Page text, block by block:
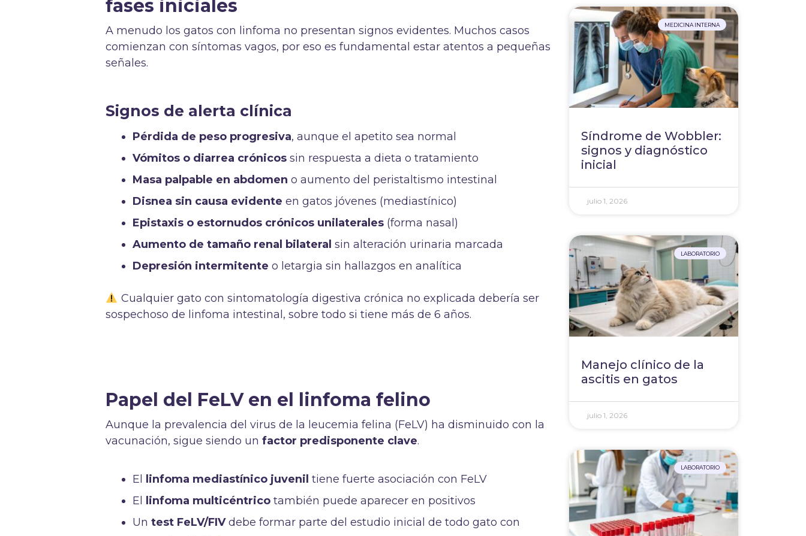
fases iniciales
A menudo los gatos con linfoma no presentan signos evidentes. Muchos casos
comienzan con síntomas vagos, por eso es fundamental estar atentos a pequeñas
señales.
Signos de alerta clínica
Pérdida de peso progresiva, aunque el apetito sea normal
Vómitos o diarrea crónicos sin respuesta a dieta o tratamiento
Masa palpable en abdomen o aumento del peristaltismo intestinal
Disnea sin causa evidente en gatos jóvenes (mediastínico)
Epistaxis o estornudos crónicos unilaterales (forma nasal)
Aumento de tamaño renal bilateral sin alteración urinaria marcada
Depresión intermitente o letargia sin hallazgos en analítica
Cualquier gato con sintomatología digestiva crónica no explicada debería ser
sospechoso de linfoma intestinal, sobre todo si tiene más de 6 años.
Papel del FeLV en el linfoma felino
Aunque la prevalencia del virus de la leucemia felina (FeLV) ha disminuido con la
vacunación, sigue siendo unfactor predisponente clave.
El linfoma mediastínico juvenil tiene fuerte asociación con FeLV
El
linfoma multicéntrico también puede aparecer en positivos
Untest FeLV/FIVdebe formar parte del estudio inicial de todo gato con
MEDICINA INTERNA
Síndrome de Wobbler:
signos y diagnóstico
inicial
julio 1, 2026
LABORATORIO
Manejo clínico de la
ascitis en gatos
julio 1, 2026
LABORATORIO